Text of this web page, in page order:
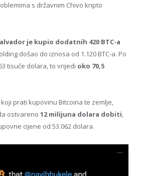
s državnim Chivo kripto
je kupio dodatnih 420 BTC-a
došao do iznosa od 1.120 BTC-a. Po
tisuće dolara, to vrijedi oko 70,5
koji prati kupovinu Bitcoina te zemlje,
ostvareno 12 milijuna dolara dobiti,
cijene od 53.062 dolara.